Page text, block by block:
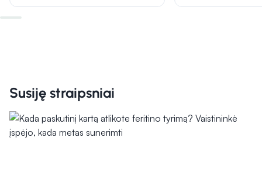
Susiję straipsniai